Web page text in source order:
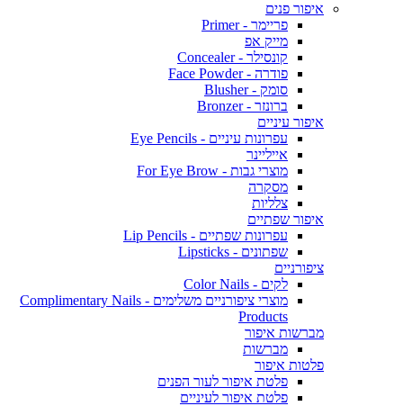
איפור פנים
פריימר - Primer
מייק אפ
קונסילר - Concealer
פודרה - Face Powder
סומק - Blusher
ברונזר - Bronzer
איפור עיניים
עפרונות עיניים - Eye Pencils
אייליינר
מוצרי גבות - For Eye Brow
מסקרה
צלליות
איפור שפתיים
עפרונות שפתיים - Lip Pencils
שפתונים - Lipsticks
ציפורניים
לקים - Color Nails
מוצרי ציפורניים משלימים - Complimentary Nails
Products
מברשות איפור
מברשות
פלטות איפור
פלטת איפור לעור הפנים
פלטת איפור לעיניים